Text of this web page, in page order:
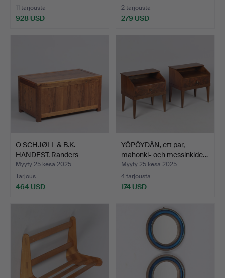
11 tarjousta
928 USD
2 tarjousta
279 USD
O SCHJØLL & B.K.
HANDEST. Randers
Møbelfab…
Myyty 25 kesä 2025
Tarjous
464 USD
YÖPÖYDÄN, ett par,
mahonki- och messinkide…
Myyty 25 kesä 2025
4 tarjousta
174 USD